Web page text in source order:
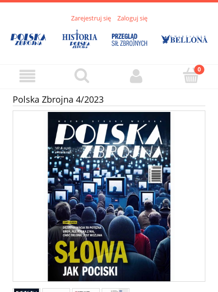
Zarejestruj się Zaloguj się
Polska Zbrojna 4/2023